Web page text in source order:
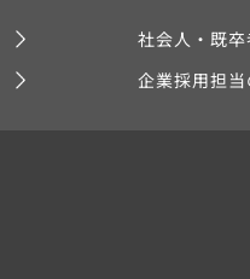
社会人・既
企業採用担当